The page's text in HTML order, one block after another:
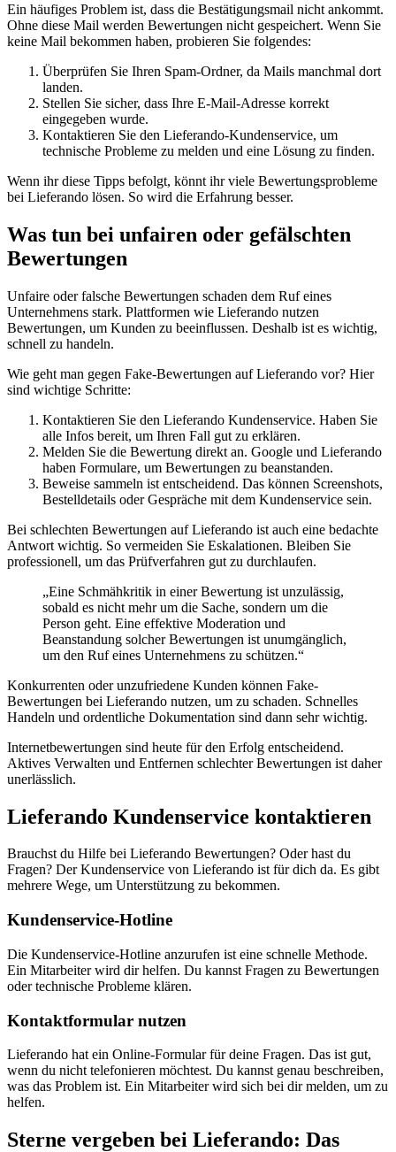
Ein häufiges Problem ist, dass die Bestätigungsmail nicht ankommt.
Ohne diese Mail werden Bewertungen nicht gespeichert. Wenn Sie
keine Mail bekommen haben, probieren Sie folgendes:
Überprüfen Sie Ihren Spam-Ordner, da Mails manchmal dort
landen.
Stellen Sie sicher, dass Ihre E-Mail-Adresse korrekt
eingegeben wurde.
Kontaktieren Sie den Lieferando-Kundenservice, um
technische Probleme zu melden und eine Lösung zu finden.
Wenn ihr diese Tipps befolgt, könnt ihr viele Bewertungsprobleme
bei Lieferando lösen. So wird die Erfahrung besser.
Was tun bei unfairen oder gefälschten
Bewertungen
Unfaire oder falsche Bewertungen schaden dem Ruf eines
Unternehmens stark. Plattformen wie Lieferando nutzen
Bewertungen, um Kunden zu beeinflussen. Deshalb ist es wichtig,
schnell zu handeln.
Wie geht man gegen Fake-Bewertungen auf Lieferando vor? Hier
sind wichtige Schritte:
Kontaktieren Sie den Lieferando Kundenservice. Haben Sie
alle Infos bereit, um Ihren Fall gut zu erklären.
Melden Sie die Bewertung direkt an. Google und Lieferando
haben Formulare, um Bewertungen zu beanstanden.
Beweise sammeln ist entscheidend. Das können Screenshots,
Bestelldetails oder Gespräche mit dem Kundenservice sein.
Bei schlechten Bewertungen auf Lieferando ist auch eine bedachte
Antwort wichtig. So vermeiden Sie Eskalationen. Bleiben Sie
professionell, um das Prüfverfahren gut zu durchlaufen.
„Eine Schmähkritik in einer Bewertung ist unzulässig,
sobald es nicht mehr um die Sache, sondern um die
Person geht. Eine effektive Moderation und
Beanstandung solcher Bewertungen ist unumgänglich,
um den Ruf eines Unternehmens zu schützen.“
Konkurrenten oder unzufriedene Kunden können Fake-
Bewertungen bei Lieferando nutzen, um zu schaden. Schnelles
Handeln und ordentliche Dokumentation sind dann sehr wichtig.
Internetbewertungen sind heute für den Erfolg entscheidend.
Aktives Verwalten und Entfernen schlechter Bewertungen ist daher
unerlässlich.
Lieferando Kundenservice kontaktieren
Brauchst du Hilfe bei Lieferando Bewertungen? Oder hast du
Fragen? Der Kundenservice von Lieferando ist für dich da. Es gibt
mehrere Wege, um Unterstützung zu bekommen.
Kundenservice-Hotline
Die Kundenservice-Hotline anzurufen ist eine schnelle Methode.
Ein Mitarbeiter wird dir helfen. Du kannst Fragen zu Bewertungen
oder technische Probleme klären.
Kontaktformular nutzen
Lieferando hat ein Online-Formular für deine Fragen. Das ist gut,
wenn du nicht telefonieren möchtest. Du kannst genau beschreiben,
was das Problem ist. Ein Mitarbeiter wird sich bei dir melden, um zu
helfen.
Sterne vergeben bei Lieferando: Das